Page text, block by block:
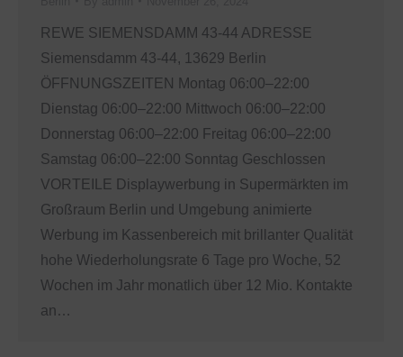
REWE SIEMENSDAMM 43-44 ADRESSE
Siemensdamm 43-44, 13629 Berlin
ÖFFNUNGSZEITEN Montag 06:00–22:00
Dienstag 06:00–22:00 Mittwoch 06:00–22:00
Donnerstag 06:00–22:00 Freitag 06:00–22:00
Samstag 06:00–22:00 Sonntag Geschlossen
VORTEILE Displaywerbung in Supermärkten im
Großraum Berlin und Umgebung animierte
Werbung im Kassenbereich mit brillanter Qualität
hohe Wiederholungsrate 6 Tage pro Woche, 52
Wochen im Jahr monatlich über 12 Mio. Kontakte
an…